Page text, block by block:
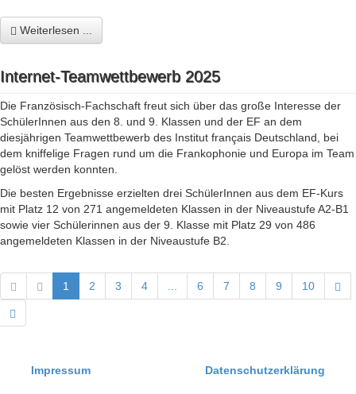
Weiterlesen ...
Internet-Teamwettbewerb 2025
Die Französisch-Fachschaft freut sich über das große Interesse der
SchülerInnen aus den 8. und 9. Klassen und der EF an dem
diesjährigen Teamwettbewerb des Institut français Deutschland, bei
dem kniffelige Fragen rund um die Frankophonie und Europa im Team
gelöst werden konnten.
Die besten Ergebnisse erzielten drei SchülerInnen aus dem EF-Kurs
mit Platz 12 von 271 angemeldeten Klassen in der Niveaustufe A2-B1
sowie vier Schülerinnen aus der 9. Klasse mit Platz 29 von 486
angemeldeten Klassen in der Niveaustufe B2.
1 2 3 4 6 7 8 9 10
Impressum Datenschutzerklärung